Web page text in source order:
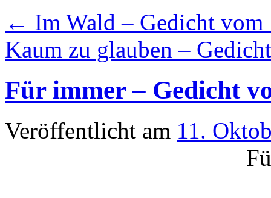
← Im Wald – Gedicht vom
Kaum zu glauben –
Für immer – Gedicht
Veröffentlicht am 11.